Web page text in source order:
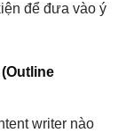
để đưa vào ý
writer nào